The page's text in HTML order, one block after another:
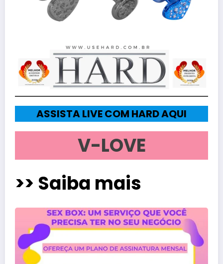
ASSISTA LIVE COM HARD AQUI
V-LOVE
>> Saiba mais